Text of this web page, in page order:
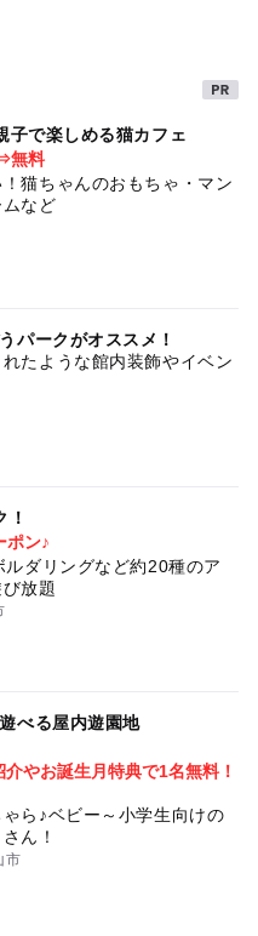
子で楽しめる猫カフェ
無料
猫ちゃんのおもちゃ・マン
など
パークがオススメ！
たような館内装飾やイベン
！
ポン♪
ダリングなど約20種のア
放題
べる屋内遊園地
やお誕生月特典で1名無料！
ら♪ベビー～小学生向けの
ん！
市